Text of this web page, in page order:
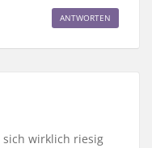
ANTWORTEN
wirklich riesig